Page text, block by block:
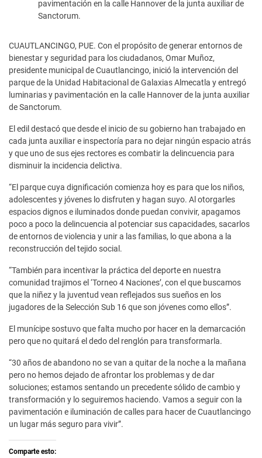
pavimentación en la calle Hannover de la junta auxiliar de
Sanctorum.
CUAUTLANCINGO, PUE. Con el propósito de generar entornos de
bienestar y seguridad para los ciudadanos, Omar Muñoz,
presidente municipal de Cuautlancingo, inició la intervención del
parque de la Unidad Habitacional de Galaxias Almecatla y entregó
luminarias y pavimentación en la calle Hannover de la junta auxiliar
de Sanctorum.
El edil destacó que desde el inicio de su gobierno han trabajado en
cada junta auxiliar e inspectoría para no dejar ningún espacio atrás
y que uno de sus ejes rectores es combatir la delincuencia para
disminuir la incidencia delictiva.
“El parque cuya dignificación comienza hoy es para que los niños,
adolescentes y jóvenes lo disfruten y hagan suyo. Al otorgarles
espacios dignos e iluminados donde puedan convivir, apagamos
poco a poco la delincuencia al potenciar sus capacidades, sacarlos
de entornos de violencia y unir a las familias, lo que abona a la
reconstrucción del tejido social.
“También para incentivar la práctica del deporte en nuestra
comunidad trajimos el ‘Torneo 4 Naciones’, con el que buscamos
que la niñez y la juventud vean reflejados sus sueños en los
jugadores de la Selección Sub 16 que son jóvenes como ellos”.
El munícipe sostuvo que falta mucho por hacer en la demarcación
pero que no quitará el dedo del renglón para transformarla.
“30 años de abandono no se van a quitar de la noche a la mañana
pero no hemos dejado de afrontar los problemas y de dar
soluciones; estamos sentando un precedente sólido de cambio y
transformación y lo seguiremos haciendo. Vamos a seguir con la
pavimentación e iluminación de calles para hacer de Cuautlancingo
un lugar más seguro para vivir”.
Comparte esto: